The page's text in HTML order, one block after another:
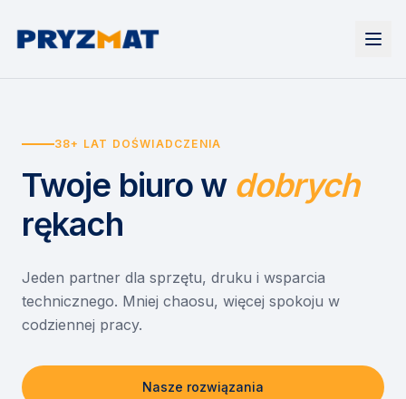
Urządzenia
Drukarki i urządzenia wielofunkcyjne
Etykiety i identyfikacja
Skanery i obieg dokumentów
Monitory interaktywne
Niszczarki dokumentów
Wynajem drukarek
Wynajem urządzeń biurowych
Asystent druku
EZD RP
Misja szkoła
Serwis
O nas
Kontakt
38+ LAT DOŚWIADCZENIA
Twoje biuro w dobrych
rękach
Jeden partner dla sprzętu, druku i wsparcia
technicznego. Mniej chaosu, więcej spokoju w
codziennej pracy.
Nasze rozwiązania